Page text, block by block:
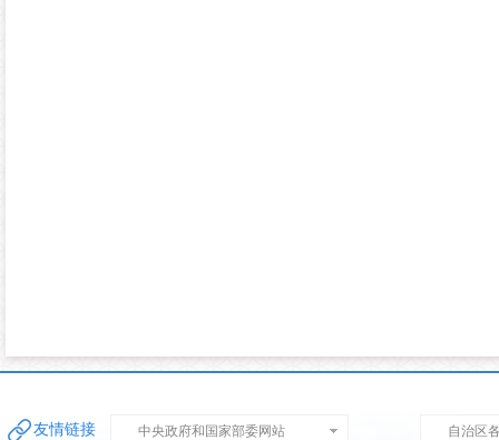
友情链接 中央政府和国家部委网站 自治区